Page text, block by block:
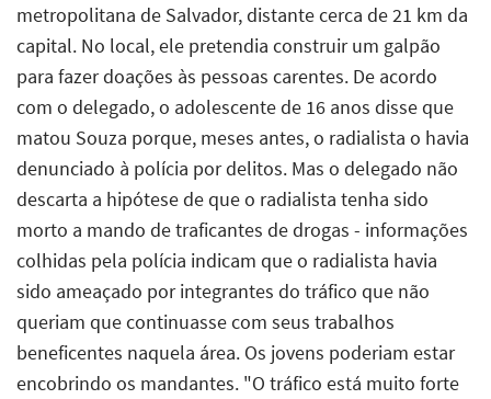
metropolitana de Salvador, distante cerca de 21 km da
capital. No local, ele pretendia construir um galpão
para fazer doações às pessoas carentes. De acordo
com o delegado, o adolescente de 16 anos disse que
matou Souza porque, meses antes, o radialista o havia
denunciado à polícia por delitos. Mas o delegado não
descarta a hipótese de que o radialista tenha sido
morto a mando de traficantes de drogas - informações
colhidas pela polícia indicam que o radialista havia
sido ameaçado por integrantes do tráfico que não
queriam que continuasse com seus trabalhos
beneficentes naquela área. Os jovens poderiam estar
encobrindo os mandantes. "O tráfico está muito forte